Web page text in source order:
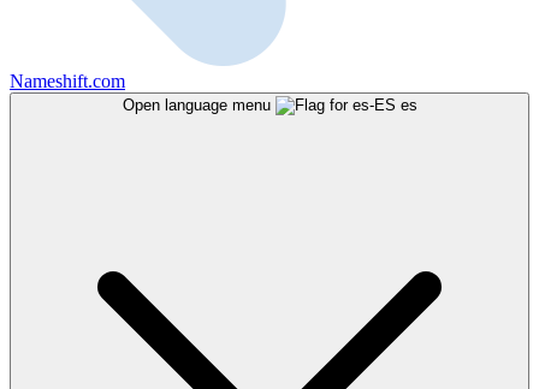
Nameshift.com
Open language menu es